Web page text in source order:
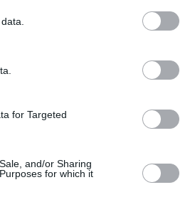
for Targeted
and/or Sharing
for which it